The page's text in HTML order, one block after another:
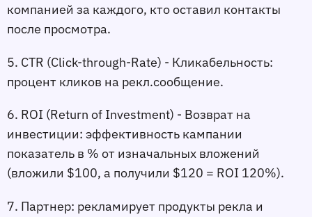
компанией за каждого, кто оставил контакты
после просмотра.
5. CTR (Click-through-Rate) - Кликабельность:
процент кликов на рекл.сообщение.
6. ROI (Return of Investment) - Возврат на
инвестиции: эффективность кампании
показатель в % от изначальных вложений
(вложили $100, а получили $120 = ROI 120%).
7. Партнер: рекламирует продукты рекла и